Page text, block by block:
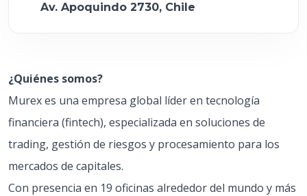
Av. Apoquindo 2730, Chile
¿Quiénes somos?
Murex es una empresa global líder en tecnología
financiera (fintech), especializada en soluciones de
trading, gestión de riesgos y procesamiento para los
mercados de capitales.
Con presencia en 19 oficinas alrededor del mundo y más